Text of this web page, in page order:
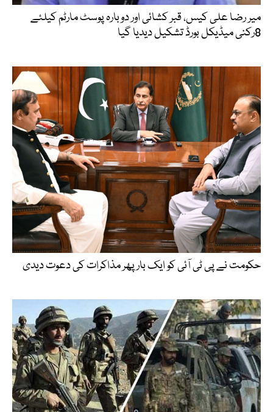
میر رضا علی کیس، قبر کشائی اور دوبارہ پوسٹ مارٹم کیلئے
8رکنی میڈیکل بورڈ تشکیل دیدیا گیا
حکومت نے پی ٹی آئی کو ایک بارپھر مذاکرات کی دعوت دیدی